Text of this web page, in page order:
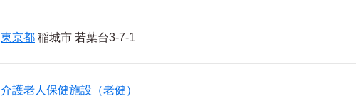
東京都 稲城市 若葉台3-7-1
介護老人保健施設（老健）